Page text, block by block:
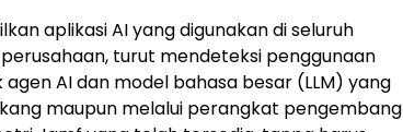
aplikasi AI yang digunakan di seluruh
turut mendeteksi penggunaan
agen AI dan model bahasa besar (LLM) yang
maupun melalui perangkat pengembang